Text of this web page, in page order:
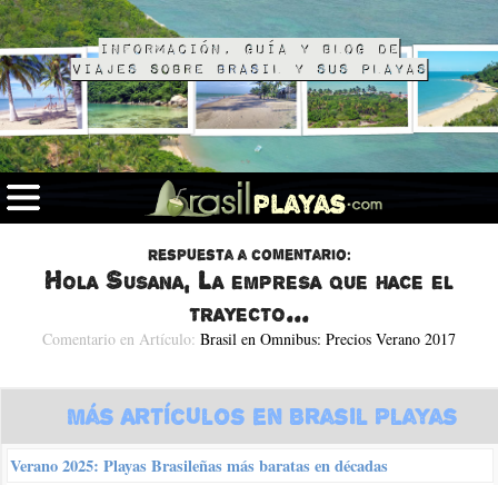
Información, guía y blog de
viajes sobre Brasil y sus playas
Respuesta a comentario:
Hola Susana, La empresa que hace el
trayecto...
Comentario en Artículo: Brasil en Omnibus: Precios Verano 2017
Más Artículos en Brasil Playas
Verano 2025: Playas Brasileñas más baratas en décadas